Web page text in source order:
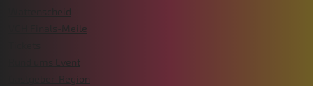
Wattenscheid
VGH Finals-Meile
Rund ums Event
Gastgeber-Region